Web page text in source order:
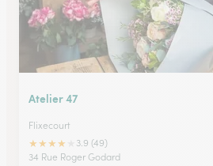
Atelier 47
Flixecourt
★★★★
3.9 (49)
34 Rue Roger Godard